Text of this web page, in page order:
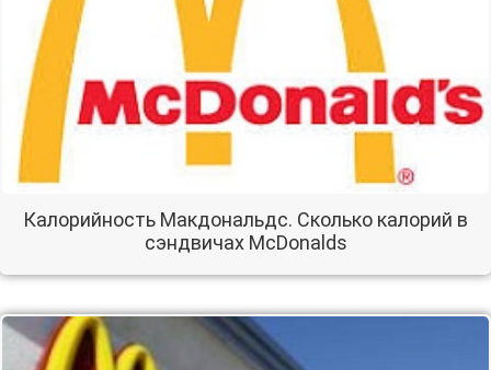
Калорийность Макдональдс. Сколько калорий в
сэндвичах McDonalds